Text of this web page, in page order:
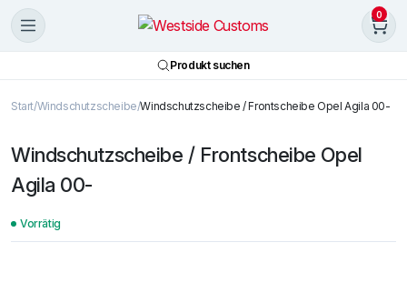
0
Produkt suchen
Start Windschutzscheibe Windschutzscheibe / Frontscheibe Opel Agila 00-
Windschutzscheibe / Frontscheibe Opel
Agila 00-
Vorrätig